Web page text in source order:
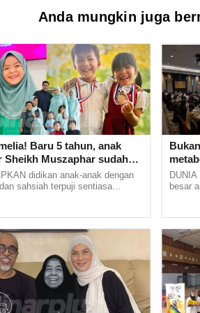
Anda mungkin juga
Baru 5 tahun, anak
Sheikh Muszaphar sudah
didikan anak-anak dengan
sahsiah terpuji sentiasa
dan
besar